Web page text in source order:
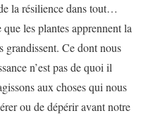
la résilience dans tout…
les plantes apprennent la
grandissent. Ce dont nous
n’est pas de quoi il
aux choses qui nous
ou de dépérir avant notre